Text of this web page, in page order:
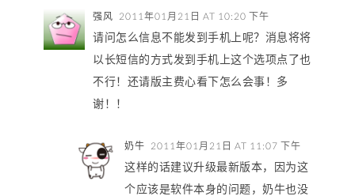
强风 2011年01月21日 AT 10:20 下午
请问怎么信息不能发到手机上呢？消息将将
以长短信的方式发到手机上这个选项点了也
不行！还请版主费心看下怎么会事！多
谢！！
奶牛 2011年01月21日 AT 11:07 下午
这样的话建议升级最新版本，因为这
个应该是软件本身的问题，奶牛也没